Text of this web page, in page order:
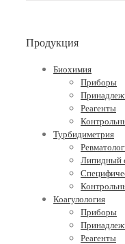
Продукция
Биохимия
Приборы
Реагенты
Турбидиметрия
Липидный
Коагулология
Приборы
Реагенты